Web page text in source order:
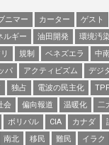
ニマー カーター ゲスト
ルギー 油田開発 環境汚染
規制 ベネズエラ 中
パ アクティビズム
デジ
独占 電波の民主化
会 偏向報道 温暖化 二
ボリバル CIA カナダ
南北 移民 難民 イラク